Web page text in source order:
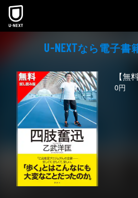
本文へスキップ
U-NEXTなら電⼦書
【無
0円